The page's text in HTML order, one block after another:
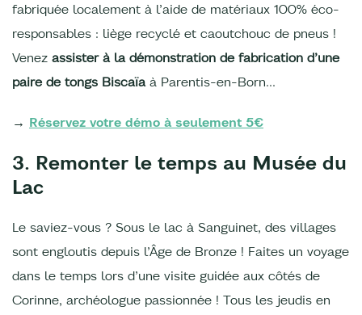
fabriquée localement à l’aide de matériaux 100% éco-
responsables : liège recyclé et caoutchouc de pneus !
Venez assister à la démonstration de fabrication d’une
paire de tongs Biscaïaà Parentis-en-Born…
→ Réservez votre démo à seulement 5€
3. Remonter le temps au Musée du
Lac
Le saviez-vous ? Sous le lac à Sanguinet, des villages
sont engloutis depuis l’Âge de Bronze ! Faites un voyage
dans le temps lors d’une visite guidée aux côtés de
Corinne, archéologue passionnée ! Tous les jeudis en